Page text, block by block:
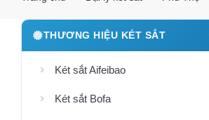
THƯƠNG HIỆU KÉT SẮT
Két sắt Aifeibao
Két sắt Bofa